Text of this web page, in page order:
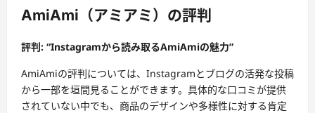
AmiAmi（アミアミ）の評判
評判: “Instagramから読み取るAmiAmiの魅力”
AmiAmiの評判については、Instagramとブログの活発な投稿
から一部を垣間見ることができます。具体的な口コミが提供
されていない中でも、商品のデザインや多様性に対する肯定